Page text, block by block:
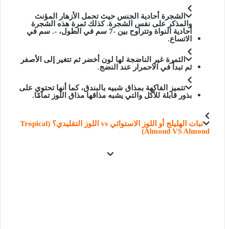
الشجرة أحادية الجنس حيث تحمل الأزهار المؤنث
والمذكر على نفس الشجرة. كذلك ثمرة هذه الشجرة
أحادية النواة وتتراوح بين -7 سم في الطول، -. سم في
الاتساع.
الثمرة غير الناضجة لها لون أخضر ثم تتغير إلى الأصفر
ثم تبدأ في الاحمرار عند النضج.
تتميز الفاكهة بمذاق شبيه بالبندق، كما أنها تحتوي على
بذور قابلة للأكل والتي يشبه مذاقها مذاق اللوز تمامًا.
نبات الهليلج أو اللوز الاستوائي vs اللوز التقليدي؟ (Tropical
Almond VS Almond)